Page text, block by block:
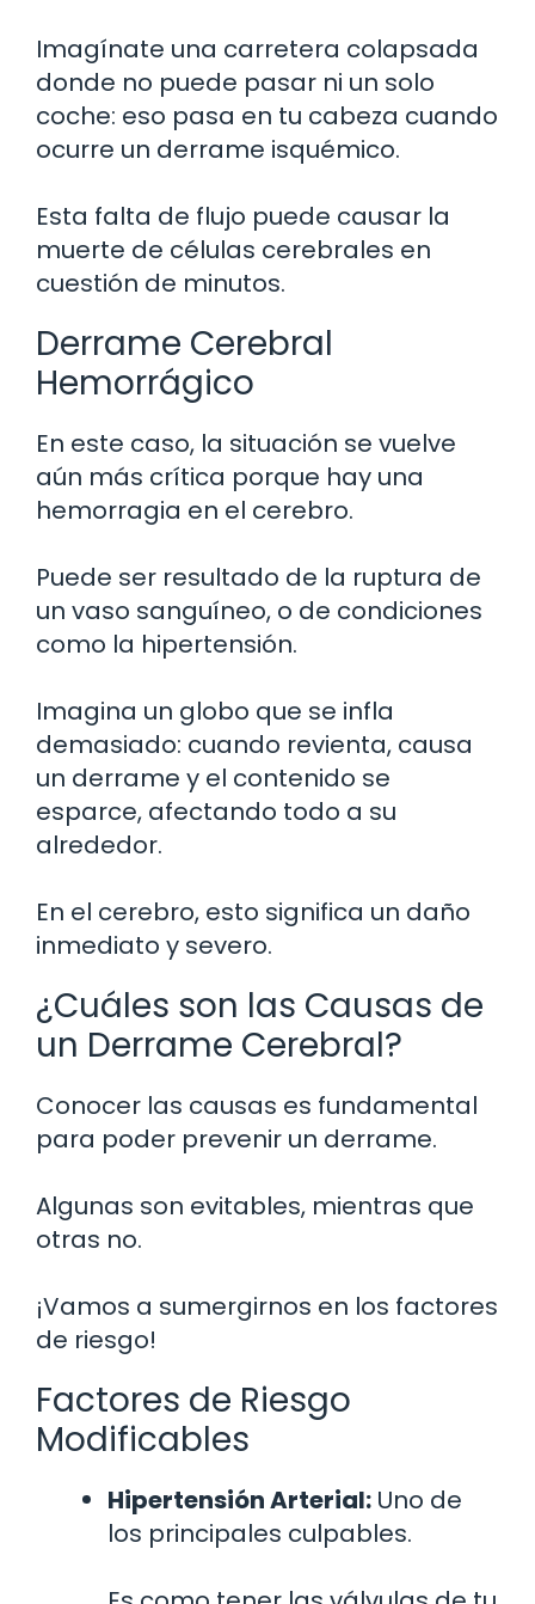
Imagínate una carretera colapsada
donde no puede pasar ni un solo
coche: eso pasa en tu cabeza cuando
ocurre un derrame isquémico.
Esta falta de flujo puede causar la
muerte de células cerebrales en
cuestión de minutos.
Derrame Cerebral
Hemorrágico
En este caso, la situación se vuelve
aún más crítica porque hay una
hemorragia en el cerebro.
Puede ser resultado de la ruptura de
un vaso sanguíneo, o de condiciones
como la hipertensión.
Imagina un globo que se infla
demasiado: cuando revienta, causa
un derrame y el contenido se
esparce, afectando todo a su
alrededor.
En el cerebro, esto significa un daño
inmediato y severo.
¿Cuáles son las Causas de
un Derrame Cerebral?
Conocer las causas es fundamental
para poder prevenir un derrame.
Algunas son evitables, mientras que
otras no.
¡Vamos a sumergirnos en los factores
de riesgo!
Factores de Riesgo
Modificables
Hipertensión Arterial: Uno de
los principales culpables.